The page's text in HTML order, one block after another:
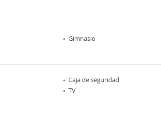
Gimnasio
Caja de seguridad
TV